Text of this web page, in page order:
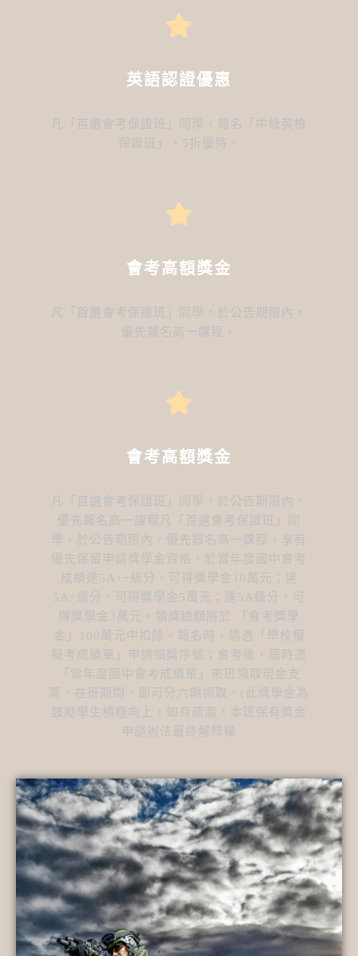
英語認證優惠
凡「首選會考保證班」同學，報名「中級英檢
保證班」，5折優待。
會考高額獎金
凡「首選會考保證班」同學，於公告期限內，
優先報名高一課程，
會考高額獎金
凡「首選會考保證班」同學，於公告期限內，
優先報名高一課程凡「首選會考保證班」同
學，於公告期限內，優先報名高一課程，享有
優先保留申請獎學金資格，於當年度國中會考
成績達5A++級分，可得獎學金10萬元；達
5A+級分，可得獎學金5萬元；達5A級分，可
得獎學金3萬元。領獎總額將於 「會考獎學
金」100萬元中扣除。報名時，請憑「學校模
擬考成績單」申請領獎序號；會考後，屆時憑
「當年度國中會考成績單」來班領取現金支
票，在班期間，即可分六期領取。(此獎學金為
鼓勵學生積極向上，如有疏漏，本班保有獎金
申請辦法最終解釋權